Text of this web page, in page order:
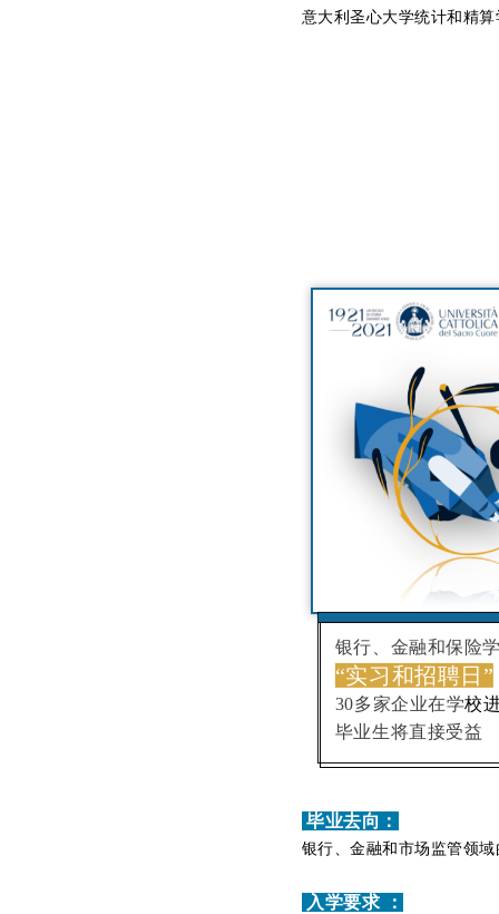
意大利圣心大学统计和精
银行、金融和保险
“实习和招聘日”
30多家企业在学校
毕业生将直接受益
毕业去向：
银行、金融和市场监管领
入学要求 ：